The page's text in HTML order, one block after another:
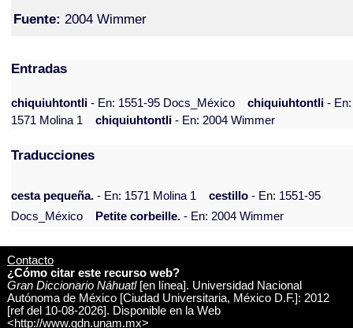
Fuente: 2004 Wimmer
Entradas
chiquiuhtontli- En: 1551-95 Docs_México chiquiuhtontli- En:
1571 Molina 1
chiquiuhtontli- En: 2004 Wimmer
Traducciones
cesta pequeña. - En: 1571 Molina 1 cestillo - En: 1551-95
Docs_México
Petite corbeille. - En: 2004 Wimmer
Contacto
¿Cómo citar este recurso web?
Gran Diccionario Náhuatl[en línea]. Universidad Nacional
Autónoma de México [Ciudad Universitaria, México D.F.]: 2012
[ref del 10-08-2026]. Disponible en la Web
<http://www.gdn.unam.mx>